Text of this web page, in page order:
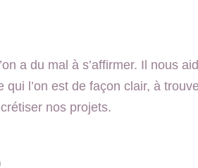
a du mal à s’affirmer. Il nous
l’on est de façon clair, à
nos projets.